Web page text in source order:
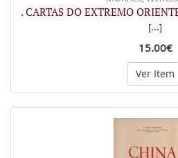
. CARTAS DO EXTREMO
[...]
15.00€
Ver Item